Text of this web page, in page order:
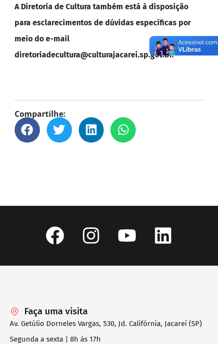
A Diretoria de Cultura também está à disposição
para esclarecimentos de dúvidas específicas por
meio do e-mail
diretoriadecultura@culturajacarei.sp.gov.br.
Compartilhe:
Faça uma visita
Av. Getúlio Dorneles Vargas, 530, Jd. Califórnia, Jacareí (SP)
Segunda a sexta | 8h às 17h